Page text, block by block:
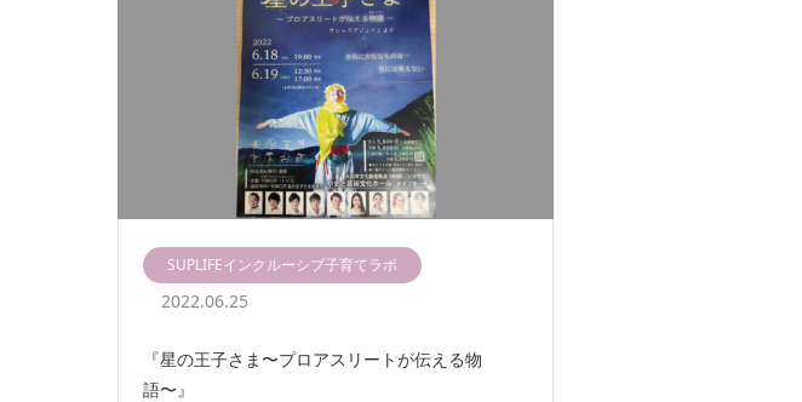
SUPLIFEインクルーシブ子育てラボ
2022.06.25
『星の王子さま〜プロアスリートが伝える物
語〜』